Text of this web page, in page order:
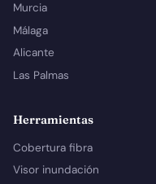
Murcia
Málaga
Alicante
Las Palmas
Herramientas
Cobertura fibra
Visor inundación